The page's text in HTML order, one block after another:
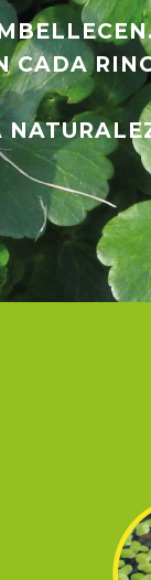
CADA